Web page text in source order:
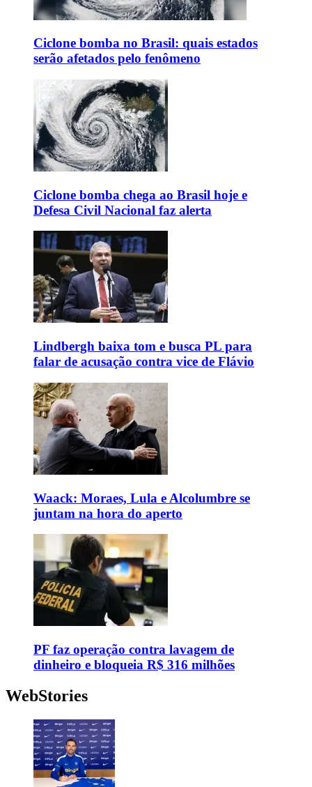
Ciclone bomba no Brasil: quais estados
serão afetados pelo fenômeno
Ciclone bomba chega ao Brasil hoje e
Defesa Civil Nacional faz alerta
Lindbergh baixa tom e busca PL para
falar de acusação contra vice de Flávio
Waack: Moraes, Lula e Alcolumbre se
juntam na hora do aperto
PF faz operação contra lavagem de
dinheiro e bloqueia R$ 316 milhões
WebStories